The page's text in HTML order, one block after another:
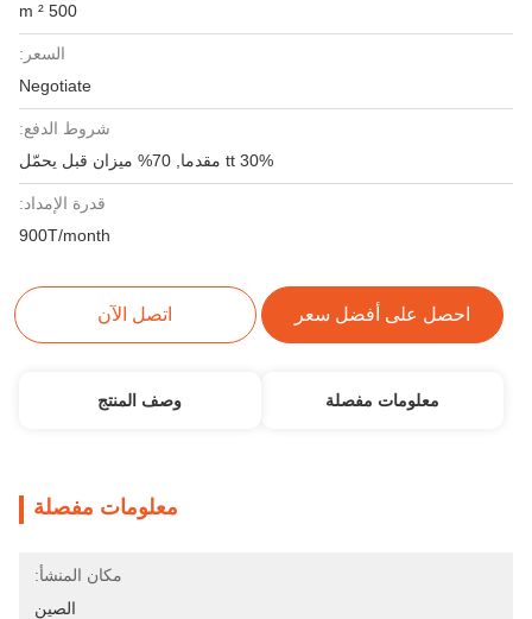
500 m ²
السعر:
Negotiate
شروط الدفع:
30% tt مقدما, 70% ميزان قبل يحمّل
قدرة الإمداد:
900T/month
احصل على أفضل سعر اتصل الآن
معلومات مفصلة وصف المنتج
معلومات مفصلة
مكان المنشأ:
الصين